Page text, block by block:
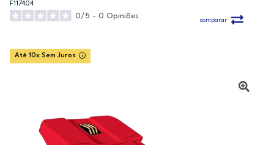
F117404
0/5 - 0 Opiniões
comparar
Até 10x Sem Juros